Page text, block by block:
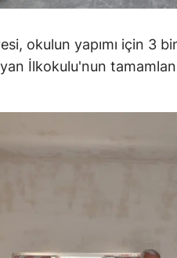
Mardin
Muğla
okulun yapımı için 3
İlkokulu'nun